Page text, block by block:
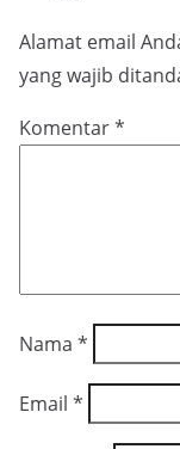
Alamat email
yang wajib
Komentar*
Nama *
Email *